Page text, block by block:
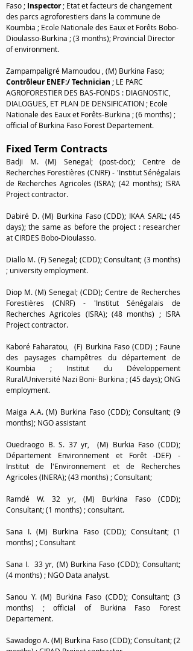
Faso ; Inspector; Etat et facteurs de changement
des parcs agroforestiers dans la commune de
Koumbia ; Ecole Nationale des Eaux et Forêts Bobo-
Dioulasso-Burkina ; (3 months); Provincial Director
of environment.
Zampampaligré Mamoudou , (M) Burkina Faso;
Contrôleur ENEF:/ Technician ; LE PARC
AGROFORESTIER DES BAS-FONDS : DIAGNOSTIC,
DIALOGUES, ET PLAN DE DENSIFICATION ; Ecole
Nationale des Eaux et Forêts-Burkina ; (6 months) ;
official of Burkina Faso Forest Departement.
Fixed Term Contracts
Badji M. (M) Senegal; (post-doc); Centre de
Recherches Forestières (CNRF) - 'Institut Sénégalais
de Recherches Agricoles (ISRA); (42 months); ISRA
Project contractor.
Dabiré D. (M) Burkina Faso (CDD); IKAA SARL; (45
days); the same as before the project : researcher
at CIRDES Bobo-Dioulasso.
Diallo M. (F) Senegal; (CDD); Consultant; (3 months)
; university employment.
Diop M. (M) Senegal; (CDD); Centre de Recherches
Forestières (CNRF) - 'Institut Sénégalais de
Recherches Agricoles (ISRA); (48 months) ; ISRA
Project contractor.
Kaboré Faharatou, (F) Burkina Faso (CDD) ; Faune
des paysages champêtres du département de
Koumbia ; Institut du Développement
Rural/Université Nazi Boni- Burkina ; (45 days); ONG
employment.
Maiga A.A. (M) Burkina Faso (CDD); Consultant; (9
months); NGO assistant
Ouedraogo B. S. 37 yr,(M) Burkia Faso (CDD);
Département Environnement et Forêt -DEF) -
Institut de l'Environnement et de Recherches
Agricoles (INERA); (43 months) ; Consultant;
Ramdé W. 32 yr, (M) Burkina Faso (CDD);
Consultant; (1 months) ;consultant.
Sana I. (M) Burkina Faso (CDD); Consultant; (1
months) ; Consultant
Sana I. 33 yr, (M) Burkina Faso (CDD); Consultant;
(4 months) ; NGO Data analyst.
Sanou Y.(M) Burkina Faso (CDD); Consultant; (3
months) ; official of Burkina Faso Forest
Departement.
Sawadogo A. (M) Burkina Faso (CDD); Consultant; (2